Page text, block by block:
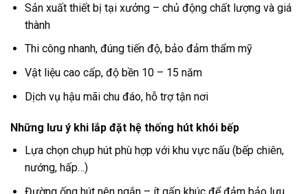
Sản xuất thiết bị tại xưởng – chủ động chất lượng và giá
thành
Thi công nhanh, đúng tiến độ, bảo đảm thẩm mỹ
Vật liệu cao cấp, độ bền 10 – 15 năm
Dịch vụ hậu mãi chu đáo, hỗ trợ tận nơi
Những lưu ý khi lắp đặt hệ thống hút khói bếp
Lựa chọn chụp hút phù hợp với khu vực nấu (bếp chiên,
nướng, hấp…)